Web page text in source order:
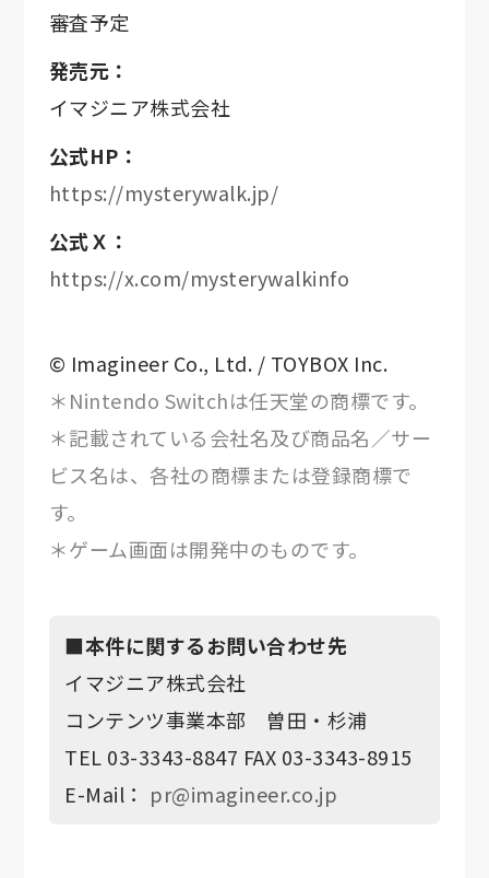
審査予定
発売元：
イマジニア株式会社
公式HP：
https://mysterywalk.jp/
公式Ｘ：
https://x.com/mysterywalkinfo
© Imagineer Co., Ltd. / TOYBOX Inc.
＊Nintendo Switchは任天堂の商標です。
＊記載されている会社名及び商品名／サー
ビス名は、各社の商標または登録商標で
す。
＊ゲーム画面は開発中のものです。
■本件に関するお問い合わせ先
イマジニア株式会社
コンテンツ事業本部 曽田・杉浦
TEL 03-3343-8847 FAX 03-3343-8915
E-Mail： pr@imagineer.co.jp